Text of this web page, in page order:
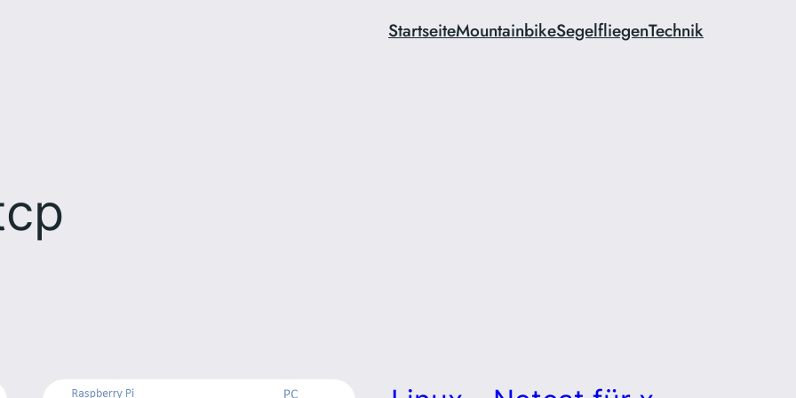
StartseiteMountainbikeSegelfliegenTechnik